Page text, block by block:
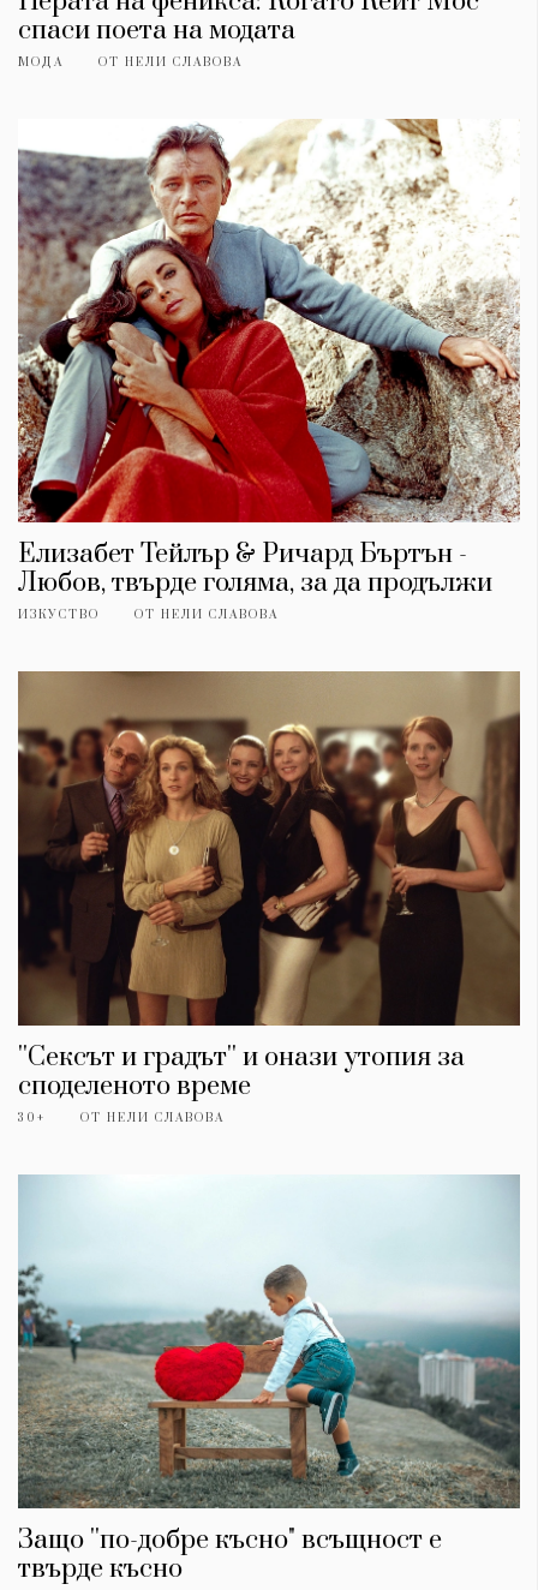
спаси поета на модата
МОДА ОТ НЕЛИ СЛАВОВА
Елизабет Тейлър & Ричард Бъртън -
Любов, твърде голяма, за да продължи
ИЗКУСТВО ОТ НЕЛИ СЛАВОВА
''Сексът и градът'' и онази утопия за
споделеното време
30+ ОТ НЕЛИ СЛАВОВА
Защо ''по-добре късно" всъщност е
твърде късно